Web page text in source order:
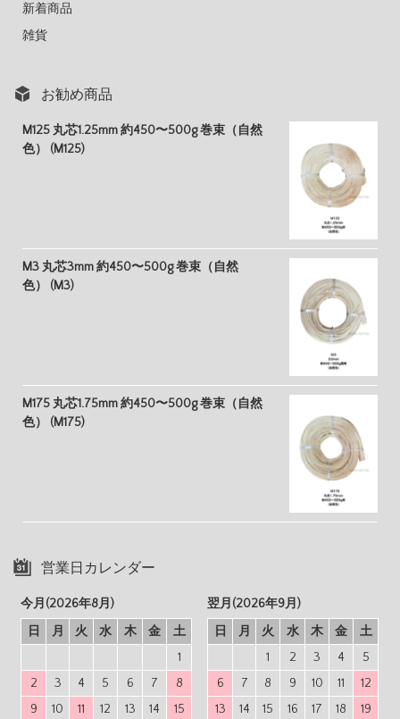
新着商品
雑貨
お勧め商品
M125 丸芯1.25mm 約450〜500g 巻束（自然
色） (M125)
M3 丸芯3mm 約450〜500g 巻束（自然
色） (M3)
M175 丸芯1.75mm 約450〜500g 巻束（自然
色） (M175)
営業日カレンダー
今月(2026年8月)
日
月 火 水 木 金
土
1
2
3 4 5 6 7
8
9
10 11 12 13 14 15
翌月(2026年9月)
日
月 火 水 木 金
土
1
2 3 4
5
6
7 8 9 10 11
12
13
14 15 16 17 18 19